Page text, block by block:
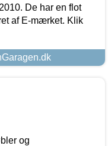
De har en flot
af E-mærket. Klik
og